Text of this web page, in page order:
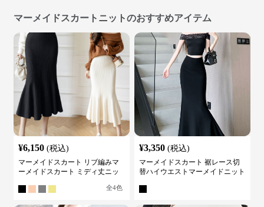
マーメイドスカートニットのおすすめアイテム
¥6,150 (税込)
マーメイドスカート リブ編みマ
ーメイドスカート ミディ丈ニッ
全4色
¥3,350 (税込)
マーメイドスカート 裾レース切
替ハイウエストマーメイドニット